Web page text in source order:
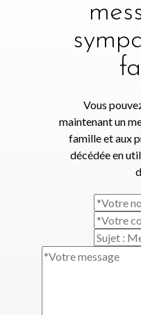
Vous
maintenant un
famille et aux
décédée en